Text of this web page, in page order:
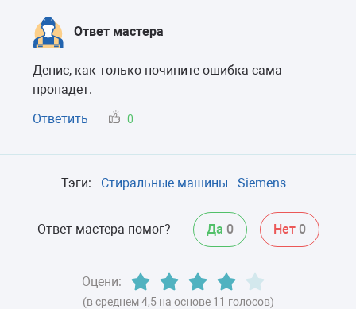
Ответ мастера
Денис, как только почините ошибка сама
пропадет.
Ответить
0
Тэги: Стиральные машины Siemens
Ответ мастера помог? Да 0 Нет 0
Оцени:
(в среднем 4,5 на основе 11 голосов)